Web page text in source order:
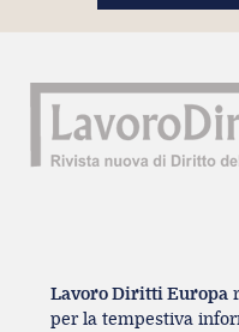
Lavoro Diritti Europa
per la tempestiva